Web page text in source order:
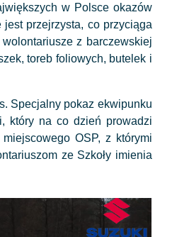
w Polsce okazów
przejrzysta, co przyciąga
z barczewskiej
toreb foliowych, butelek i
Specjalny pokaz ekwipunku
który na co dzień prowadzi
OSP, z którymi
ze Szkoły imienia